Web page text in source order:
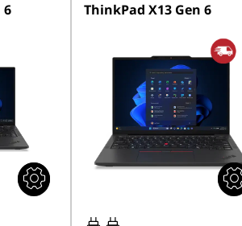
6 ThinkPad X13 Gen 6